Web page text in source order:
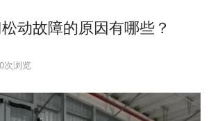
动故障的原因有哪些？
次浏览